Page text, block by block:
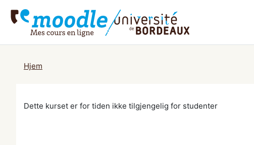
Hjem
Dette kurset er for tiden ikke tilgjengelig for studenter